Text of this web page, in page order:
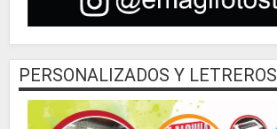
PERSONALIZADOS Y LETREROS